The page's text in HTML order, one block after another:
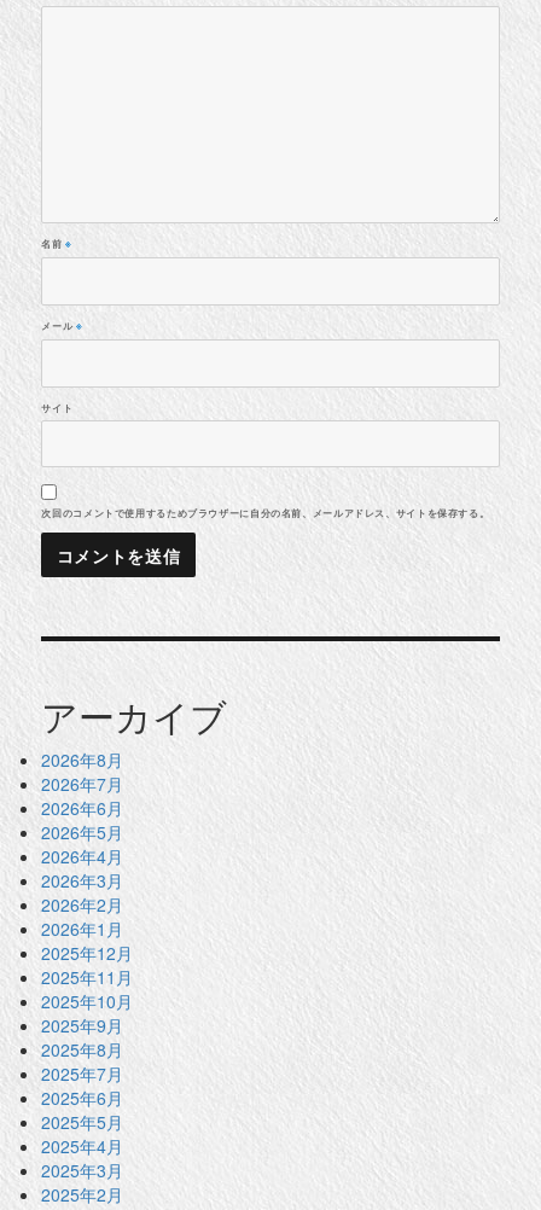
名前※
メール ※
サイト
次回のコメントで使用するためブラウザーに自分の名前、メールアドレス、サイトを保存する。
アーカイブ
2026年8月
2026年7月
2026年6月
2026年5月
2026年4月
2026年3月
2026年2月
2026年1月
2025年12月
2025年11月
2025年10月
2025年9月
2025年8月
2025年7月
2025年6月
2025年5月
2025年4月
2025年3月
2025年2月